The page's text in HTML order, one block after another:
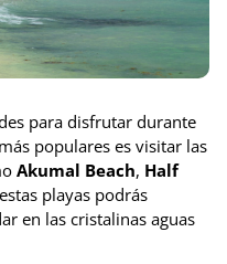
para disfrutar durante
populares es visitar las
Akumal Beach, Half
playas podrás
en las cristalinas aguas